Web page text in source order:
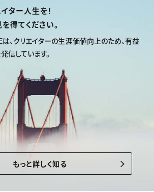
ター人生を！
得てください。
、クリエイターの生涯価値向上のため、有益
信しています。
もっと詳しく知る